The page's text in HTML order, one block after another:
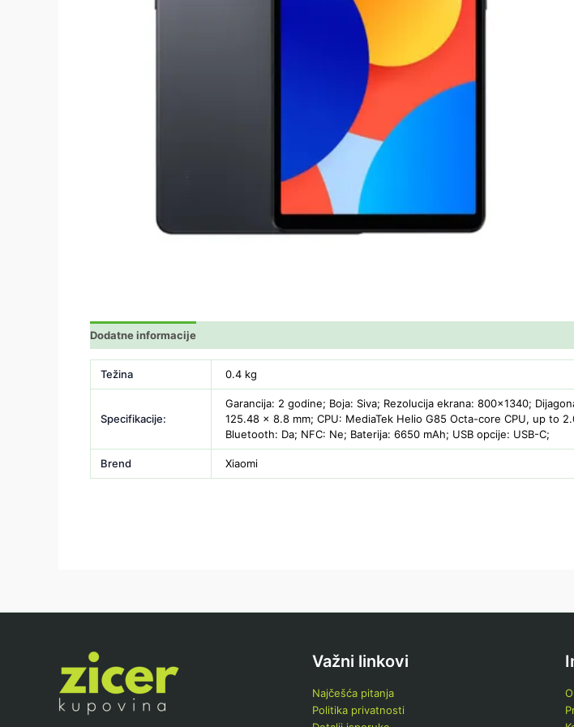
Dodatne informacije
Težina 0.4 kg
Specifikacije:
Garancija: 2 godine; Boja: Siva; Rezolucija ekrana: 800×1340;
125.48 x 8.8 mm; CPU: MediaTek Helio G85 Octa-core CPU, up to
Bluetooth: Da; NFC: Ne; Baterija: 6650 mAh; USB opcije: USB-C;
Brend Xiaomi
Važni linkovi
Najčešća pitanja
Politika privatnosti